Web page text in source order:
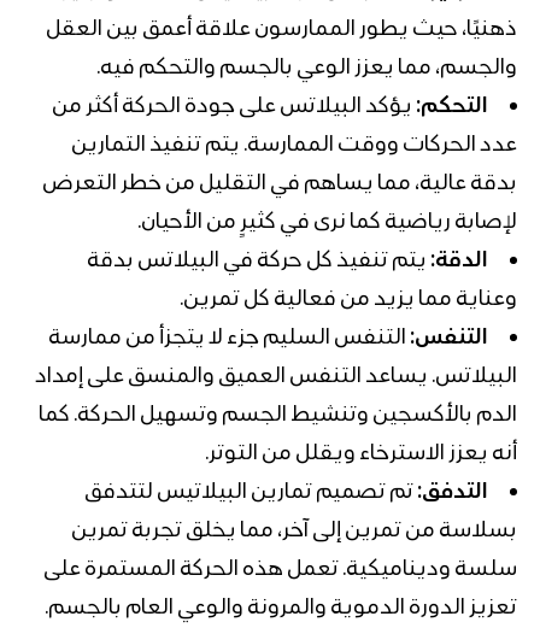
ذهنيًا، حيث يطور الممارسون علاقة أعمق بين العقل
والجسم، مما يعزز الوعي بالجسم والتحكم فيه.
التحكم: يؤكد البيلاتس على جودة الحركة أكثر من
عدد الحركات ووقت الممارسة. يتم تنفيذ التمارين
بدقة عالية، مما يساهم في التقليل من خطر التعرض
لإصابة رياضية كما نرى في كثيرٍ من الأحيان.
الدقة: يتم تنفيذ كل حركة في البيلاتس بدقة
وعناية مما يزيد من فعالية كل تمرين.
التنفس: التنفس السليم جزء لا يتجزأ من ممارسة
البيلاتس. يساعد التنفس العميق والمنسق على إمداد
الدم بالأكسجين وتنشيط الجسم وتسهيل الحركة. كما
أنه يعزز الاسترخاء ويقلل من التوتر.
التدفق:تم تصميم تمارين البيلاتيس لتتدفق
بسلاسة من تمرين إلى آخر، مما يخلق تجربة تمرين
سلسة وديناميكية. تعمل هذه الحركة المستمرة على
تعزيز الدورة الدموية والمرونة والوعي العام بالجسم.